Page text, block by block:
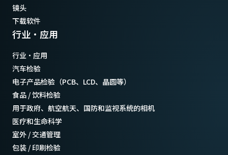
镜头
下载软件
行业·应用
行业·应用
汽车检验
电子产品检验（PCB、LCD、晶圆等）
食品 / 饮料检验
用于政府、航空航天、国防和监视系统的相机
医疗和生命科学
室外 / 交通管理
包装 / 印刷检验